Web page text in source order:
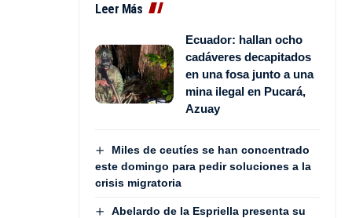
Leer Más
Ecuador: hallan ocho
cadáveres decapitados
en una fosa junto a una
mina ilegal en Pucará,
Azuay
Miles de ceutíes se han concentrado
este domingo para pedir soluciones a la
crisis migratoria
Abelardo de la Espriella presenta su